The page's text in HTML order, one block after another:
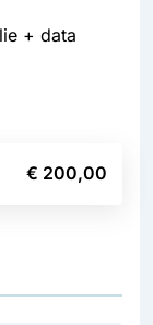
+ data
€ 200,00